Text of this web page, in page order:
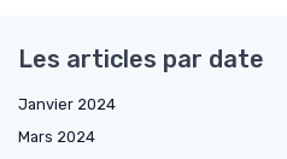
Les articles par date
Janvier 2024
Mars 2024